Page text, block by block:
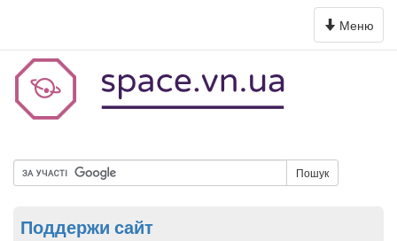
Toggle
navigation
Меню
Пошук
Поддержи сайт